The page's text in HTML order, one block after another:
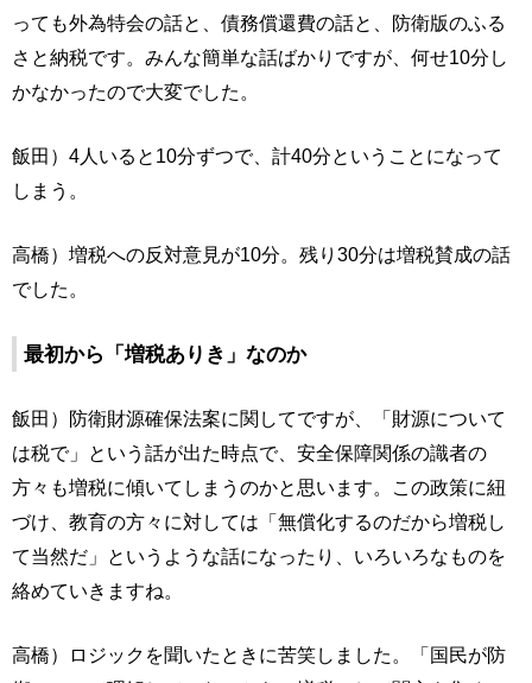
っても外為特会の話と、債務償還費の話と、防衛版のふる
さと納税です。みんな簡単な話ばかりですが、何せ10分し
かなかったので大変でした。
飯田）4人いると10分ずつで、計40分ということになって
しまう。
高橋）増税への反対意見が10分。残り30分は増税賛成の話
でした。
最初から「増税ありき」なのか
飯田）防衛財源確保法案に関してですが、「財源について
は税で」という話が出た時点で、安全保障関係の識者の
方々も増税に傾いてしまうのかと思います。この政策に紐
づけ、教育の方々に対しては「無償化するのだから増税し
て当然だ」というような話になったり、いろいろなものを
絡めていきますね。
高橋）ロジックを聞いたときに苦笑しました。「国民が防